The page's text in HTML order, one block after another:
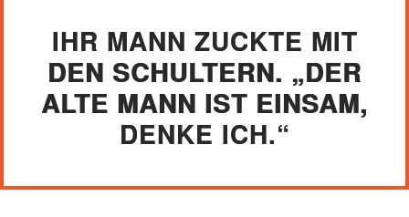
IHR MANN ZUCKTE MIT
DEN SCHULTERN. „DER
ALTE MANN IST EINSAM,
DENKE ICH.“